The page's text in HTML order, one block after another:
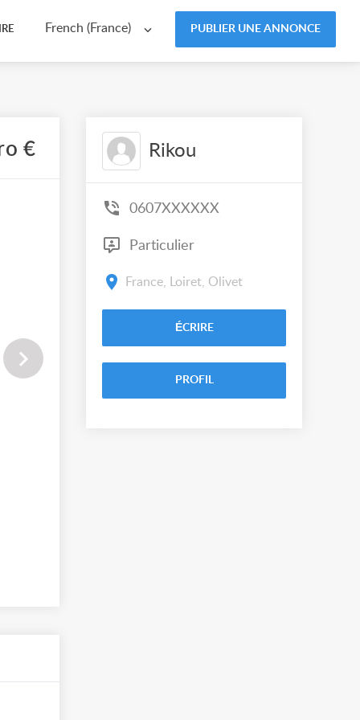
French (France) PUBLIER UNE ANNONCE
€ Rikou
0607XXXXXX
Particulier
France, Loiret, Olivet
ÉCRIRE
PROFIL